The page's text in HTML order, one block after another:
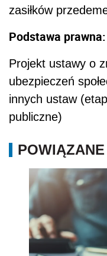
zasiłków
Podstawa prawna:
Projekt ustawy o
ubezpieczeń
innych ustaw
publiczne)
POWIĄZANE